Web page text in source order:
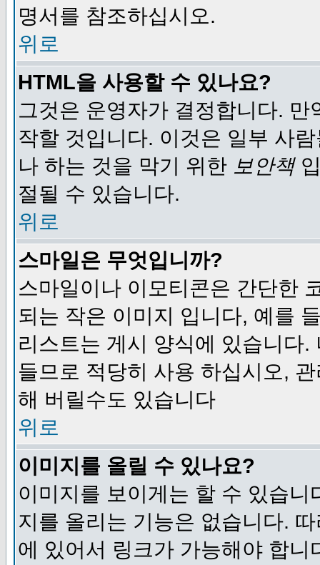
명서를 참조하십시오.
위로
HTML을 사용할 수 있나요?
그것은 운영자가 결정합니다.
작할 것입니다. 이것은 일부 사
나 하는 것을 막기 위한 보안책
절될 수 있습니다.
위로
스마일은 무엇입니까?
스마일이나 이모티콘은 간단한
되는 작은 이미지 입니다, 예를
리스트는 게시 양식에 있습니다
들므로 적당히 사용 하십시오,
해 버릴수도 있습니다
위로
이미지를 올릴 수 있나요?
이미지를 보이게는 할 수 있습
지를 올리는 기능은 없습니다.
에 있어서 링크가 가능해야 합